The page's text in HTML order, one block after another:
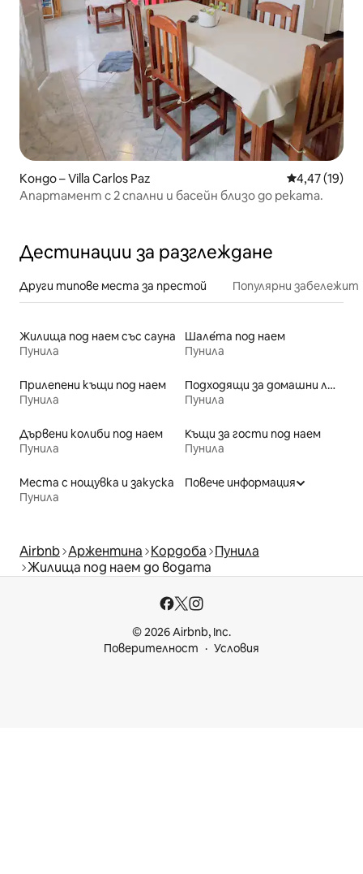
Кондо – Villa Carlos Paz Средна
4,47 (19)
Апартамент с 2 спални и басейн близо до реката.
Дестинации за разглеждане
Други типове места за престой Популярни
Жилища под наем със сауна
Пунила
Шале́та под наем
Пунила
Прилепени къщи под наем
Пунила
Подходящи за домашни любимци места под наем
Пунила
Дървени колиби под наем
Пунила
Къщи за гости под наем
Пунила
Места с нощувка и закуска
Пунила
Повече информация
Airbnb Аржентина Кордоба Пунила
Жилища под наем до водата
© 2026 Airbnb, Inc.
Поверителност
Условия